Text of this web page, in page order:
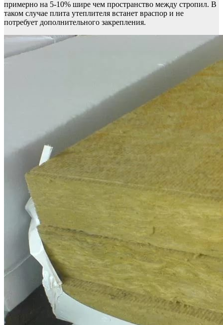
примерно на 5-10% шире чем пространство между стропил. В
таком случае плита утеплителя встанет враспор и не
потребует дополнительного закрепления.